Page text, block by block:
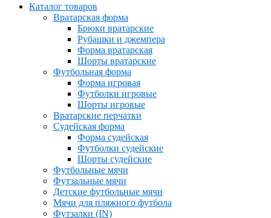
Каталог товаров
Вратарская форма
Брюки вратарские
Рубашки и джемпера
Форма вратарская
Шорты вратарские
Футбольная форма
Форма игровая
Футболки игровые
Шорты игровые
Вратарские перчатки
Судейская форма
Форма судейская
Футболки судейские
Шорты судейские
Футбольные мячи
Футзальные мячи
Детские футбольные мячи
Мячи для пляжного футбола
Футзалки (IN)